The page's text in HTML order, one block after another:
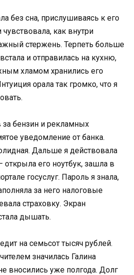
без сна, прислушиваясь к его
как внутри
стержень. Терпеть больше
и отправилась на кухню,
хламом хранились его
орала так громко, что я
бензин и рекламных
уведомление от банка.
Дальше я действовала
открыла его ноутбук, зашла в
госуслуг. Пароль я знала,
за него налоговые
страховку. Экран
дышать.
на семьсот тысяч рублей.
значилась Галина
вносились уже полгода. Долг